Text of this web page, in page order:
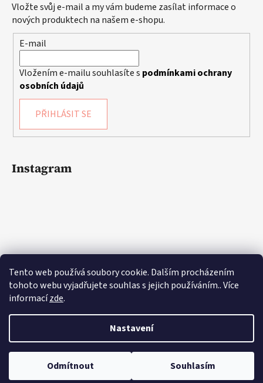
Tento web používá soubory cookie. Dalším procházením
tohoto webu vyjadřujete souhlas s jejich používáním.. Více
informacízde.
Nastavení
Odmítnout Souhlasím
Vložte svůj e-mail a my vám budeme zasílat informace o
nových produktech na našem e-shopu.
E-mail
Vložením e-mailu souhlasíte s podmínkami ochrany
osobních údajů
PŘIHLÁSIT SE
Instagram
Sledovat na Instagramu
Vytvořil Shoptet